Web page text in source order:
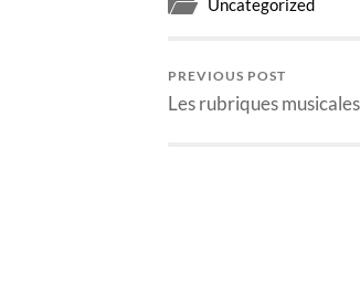
Uncategorized
PREVIOUS POST
Les rubriques